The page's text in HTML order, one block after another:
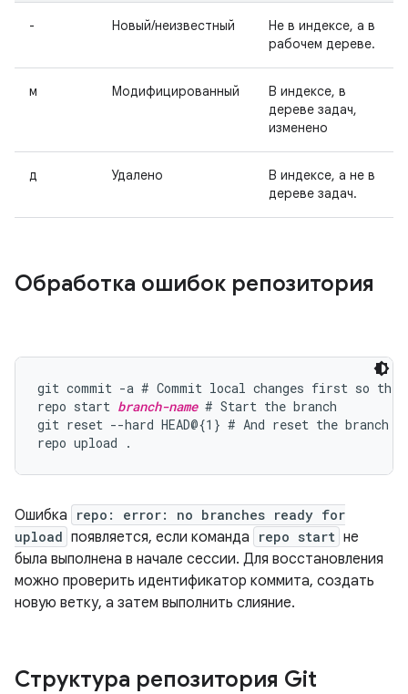
- Новый/неизвестный
Не в индексе, а в
рабочем дереве.
м Модифицированный
В индексе, в
дереве задач,
изменено
д Удалено
В индексе, а не в
дереве задач.
Обработка ошибок репозитория
git commit -a # Commit local changes first so
repo start branch-name # Start the branch
git reset --hard HEAD@{1} # And reset the
Ошибка
repo: error: no branches ready for
upload появляется, если команда repo start не
была выполнена в начале сессии. Для восстановления
можно проверить идентификатор коммита, создать
новую ветку, а затем выполнить слияние.
Структура репозитория Git